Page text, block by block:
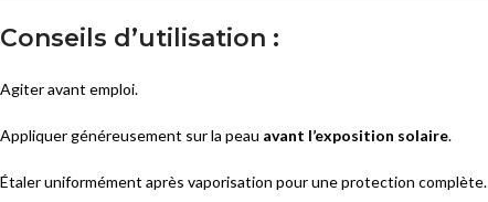
Conseils d’utilisation :
Agiter avant emploi.
Appliquer généreusement sur la peau avant l’exposition solaire.
Étaler uniformément après vaporisation pour une protection complète.